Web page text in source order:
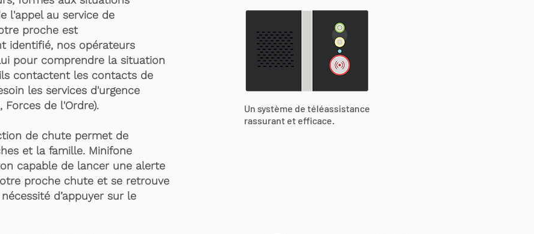
l'appel au service de
proche est
identifié, nos opérateurs
pour comprendre la situation
contactent les contacts de
les services d'urgence
Forces de l'Ordre).
de chute permet de
et la famille. Minifone
capable de lancer une alerte
proche chute et se retrouve
d’appuyer sur le
Un système de téléassistance
rassurant et efficace.